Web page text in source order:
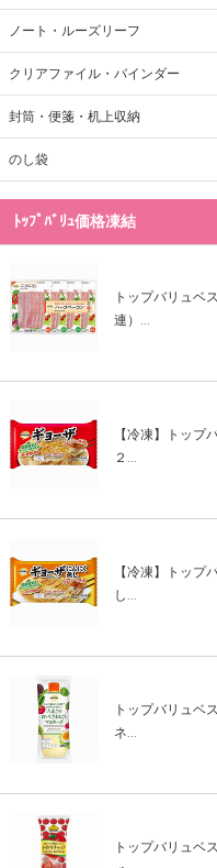
ノート・ルーズリーフ
クリアファイル・バインダー
封筒・便箋・机上収納
のし袋
ﾄｯﾌﾟﾊﾞﾘｭ価格凍結
トップバリュ
連）...
【冷凍】トッ
２...
【冷凍】トッ
し...
トップバリュベ
ネ...
トップバリュ